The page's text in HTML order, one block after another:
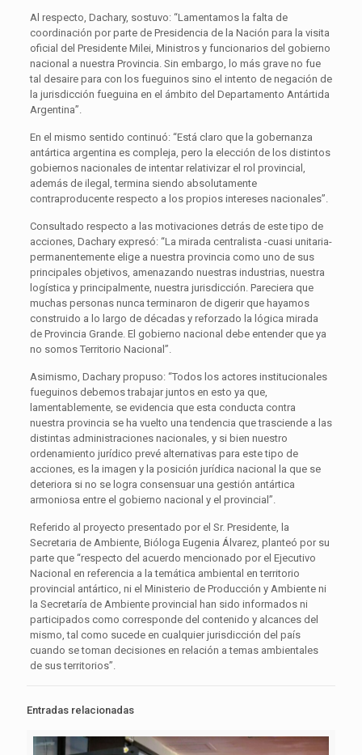
Al respecto, Dachary, sostuvo: “Lamentamos la falta de
coordinación por parte de Presidencia de la Nación para la visita
oficial del Presidente Milei, Ministros y funcionarios del gobierno
nacional a nuestra Provincia. Sin embargo, lo más grave no fue
tal desaire para con los fueguinos sino el intento de negación de
la jurisdicción fueguina en el ámbito del Departamento Antártida
Argentina”.
En el mismo sentido continuó: “Está claro que la gobernanza
antártica argentina es compleja, pero la elección de los distintos
gobiernos nacionales de intentar relativizar el rol provincial,
además de ilegal, termina siendo absolutamente
contraproducente respecto a los propios intereses nacionales”.
Consultado respecto a las motivaciones detrás de este tipo de
acciones, Dachary expresó: “La mirada centralista -cuasi unitaria-
permanentemente elige a nuestra provincia como uno de sus
principales objetivos, amenazando nuestras industrias, nuestra
logística y principalmente, nuestra jurisdicción. Pareciera que
muchas personas nunca terminaron de digerir que hayamos
construido a lo largo de décadas y reforzado la lógica mirada
de Provincia Grande. El gobierno nacional debe entender que ya
no somos Territorio Nacional”.
Asimismo, Dachary propuso: “Todos los actores institucionales
fueguinos debemos trabajar juntos en esto ya que,
lamentablemente, se evidencia que esta conducta contra
nuestra provincia se ha vuelto una tendencia que trasciende a las
distintas administraciones nacionales, y si bien nuestro
ordenamiento jurídico prevé alternativas para este tipo de
acciones, es la imagen y la posición jurídica nacional la que se
deteriora si no se logra consensuar una gestión antártica
armoniosa entre el gobierno nacional y el provincial”.
Referido al proyecto presentado por el Sr. Presidente, la
Secretaria de Ambiente, Bióloga Eugenia Álvarez, planteó por su
parte que “respecto del acuerdo mencionado por el Ejecutivo
Nacional en referencia a la temática ambiental en territorio
provincial antártico, ni el Ministerio de Producción y Ambiente ni
la Secretaría de Ambiente provincial han sido informados ni
participados como corresponde del contenido y alcances del
mismo, tal como sucede en cualquier jurisdicción del país
cuando se toman decisiones en relación a temas ambientales
de sus territorios”.
Entradas relacionadas